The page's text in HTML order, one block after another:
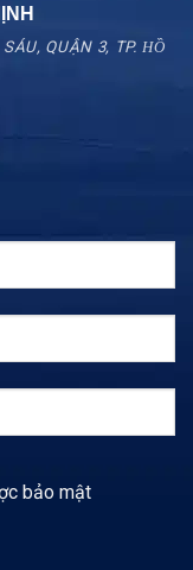
QUẬN 3, TP. HỒ
bảo mật